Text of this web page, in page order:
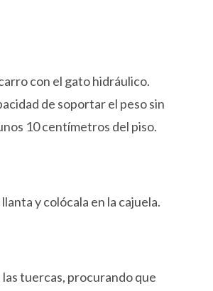
con el gato hidráulico.
de soportar el peso sin
10 centímetros del piso.
y colócala en la cajuela.
tuercas, procurando que